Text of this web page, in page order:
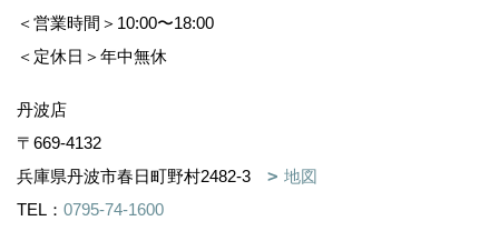
＜営業時間＞10:00〜18:00
＜定休日＞年中無休
丹波店
〒669-4132
兵庫県丹波市春日町野村2482-3
地図
TEL： 0795-74-1600